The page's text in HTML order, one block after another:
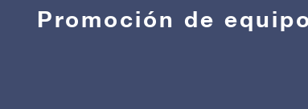
Promoción de